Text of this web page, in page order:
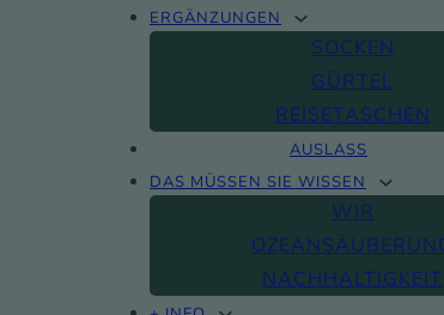
ERGÄNZUNGEN
SOCKEN
GÜRTEL
REISETASCHEN
AUSLASS
DAS MÜSSEN SIE WISSEN
WIR
NACHHALTIGKEIT